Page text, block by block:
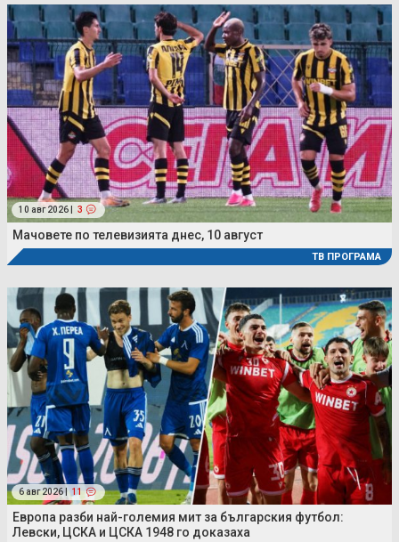
10 авг 2026 | 3
Мачовете по телевизията днес, 10 август
ТВ ПРОГРАМА
6 авг 2026 | 11
Европа разби най-големия мит за българския футбол:
Левски, ЦСКА и ЦСКА 1948 го доказаха